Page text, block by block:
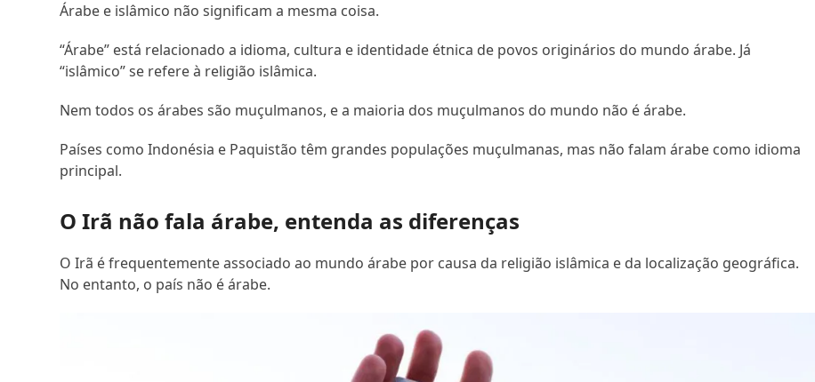
Árabe e islâmico não significam a mesma coisa.
“Árabe” está relacionado a idioma, cultura e identidade étnica de povos originários do mundo árabe. Já
“islâmico” se refere à religião islâmica.
Nem todos os árabes são muçulmanos, e a maioria dos muçulmanos do mundo não é árabe.
Países como Indonésia e Paquistão têm grandes populações muçulmanas, mas não falam árabe como idioma
principal.
O Irã não fala árabe, entenda as diferenças
O Irã é frequentemente associado ao mundo árabe por causa da religião islâmica e da localização geográfica.
No entanto, o país não é árabe.